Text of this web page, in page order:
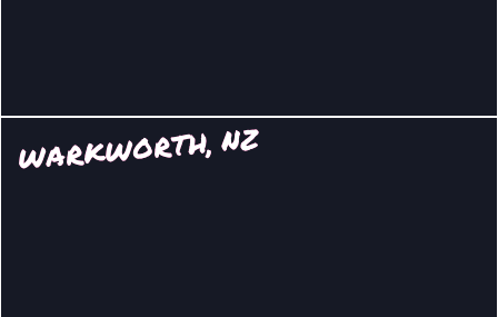
WARKWORTH, NZ